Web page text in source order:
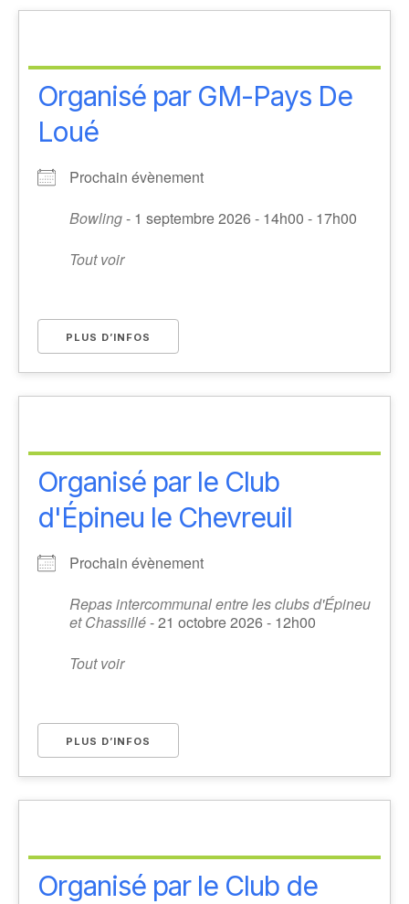
Organisé par GM-Pays De
Loué
Prochain évènement
Bowling- 1 septembre 2026 - 14h00 - 17h00
Tout voir
PLUS D’INFOS
Organisé par le Club
d'Épineu le Chevreuil
Prochain évènement
Repas intercommunal entre les clubs d'Épineu
et Chassillé- 21 octobre 2026 - 12h00
Tout voir
PLUS D’INFOS
Organisé par le Club de